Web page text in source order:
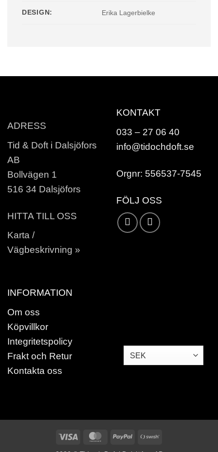
DESIGN: Erika Lagerbielke
ADRESS
Tid & Doft i Dalsjöfors
AB
Bollvägen 1
516 34 Dalsjöfors
HITTA TILL OSS
Karta /
Vägbeskrivning »
KONTAKT
033 – 27 06 40
info@tidochdoft.se
Orgnr: 556537-7545
FÖLJ OSS
INFORMATION
Om oss
Köpvillkor
Integritetspolicy
Frakt och Retur
Kontakta oss
Visa MasterCardPayPal
Swish